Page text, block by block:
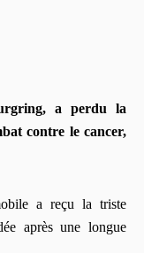
a perdu la
contre le cancer,
a reçu la triste
après une longue